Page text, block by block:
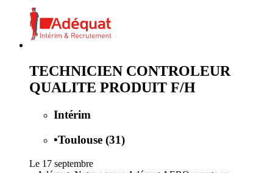
TECHNICIEN CONTROLEUR
QUALITE PRODUIT F/H
Intérim
•Toulouse (31)
Le 17 septembre